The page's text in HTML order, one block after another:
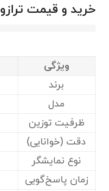
خرید و قیمت ترازو Sartorius BCE۵۲۰۱
ویژگی
برند
مدل
ظرفیت توزین
دقت (خوانایی)
نوع نمایشگر
زمان پاسخ‌گویی